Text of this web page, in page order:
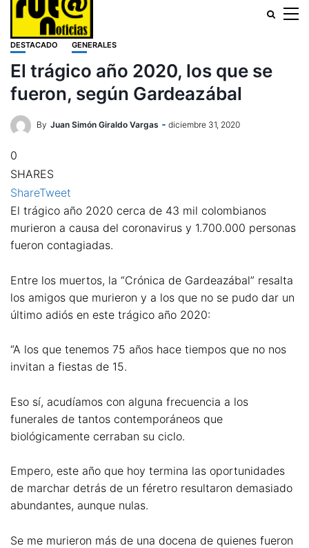
DESTACADO GENERALES
El trágico año 2020, los que se
fueron, según Gardeazábal
By Juan Simón Giraldo Vargas diciembre 31, 2020
0
SHARES
ShareTweet
El trágico año 2020 cerca de 43 mil colombianos
murieron a causa del coronavirus y 1.700.000 personas
fueron contagiadas.
Entre los muertos, la “Crónica de Gardeazábal” resalta
los amigos que murieron y a los que no se pudo dar un
último adiós en este trágico año 2020:
“A los que tenemos 75 años hace tiempos que no nos
invitan a fiestas de 15.
Eso sí, acudíamos con alguna frecuencia a los
funerales de tantos contemporáneos que
biológicamente cerraban su ciclo.
Empero, este año que hoy termina las oportunidades
de marchar detrás de un féretro resultaron demasiado
abundantes, aunque nulas.
Se me murieron más de una docena de quienes fueron